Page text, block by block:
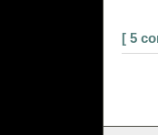
[ 5